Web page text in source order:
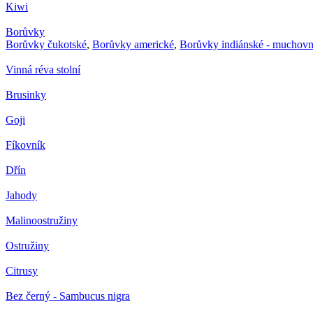
Kiwi
Borůvky
Borůvky čukotské, Borůvky americké, Borůvky indiánské -
Vinná réva stolní
Brusinky
Goji
Fíkovník
Dřín
Jahody
Malinoostružiny
Ostružiny
Citrusy
Bez černý - Sambucus nigra